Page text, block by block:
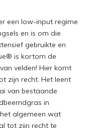
een low-input regime
en is om die
gebruikte en
is kortom de
velden! Hier komt
zijn recht. Het leent
van bestaande
in
algemeen wat
tot zijn recht te